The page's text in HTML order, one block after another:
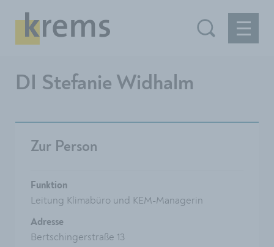
DI Stefanie Widhalm
Zur Person
Funktion
Leitung Klimabüro und KEM-Managerin
Adresse
Bertschingerstraße 13